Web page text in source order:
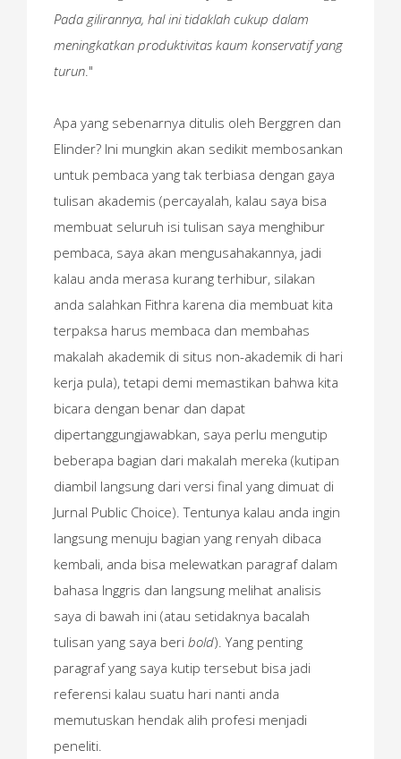
Pada gilirannya, hal ini tidaklah cukup dalam
meningkatkan produktivitas kaum konservatif yang
turun ."
Apa yang sebenarnya ditulis oleh Berggren dan
Elinder? Ini mungkin akan sedikit membosankan
untuk pembaca yang tak terbiasa dengan gaya
tulisan akademis (percayalah, kalau saya bisa
membuat seluruh isi tulisan saya menghibur
pembaca, saya akan mengusahakannya, jadi
kalau anda merasa kurang terhibur, silakan
anda salahkan Fithra karena dia membuat kita
terpaksa harus membaca dan membahas
makalah akademik di situs non-akademik di hari
kerja pula), tetapi demi memastikan bahwa kita
bicara dengan benar dan dapat
dipertanggungjawabkan, saya perlu mengutip
beberapa bagian dari makalah mereka (kutipan
diambil langsung dari versi final yang dimuat di
Jurnal Public Choice). Tentunya kalau anda ingin
langsung menuju bagian yang renyah dibaca
kembali, anda bisa melewatkan paragraf dalam
bahasa Inggris dan langsung melihat analisis
saya di bawah ini (atau setidaknya bacalah
tulisan yang saya beri bold). Yang penting
paragraf yang saya kutip tersebut bisa jadi
referensi kalau suatu hari nanti anda
memutuskan hendak alih profesi menjadi
peneliti.